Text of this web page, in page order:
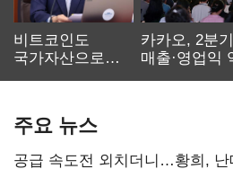
비트코인도
국가자산으로…'
카카오, 2분기
매출·영업익
주요 뉴스
공급 속도전 외치더니…황희, 난